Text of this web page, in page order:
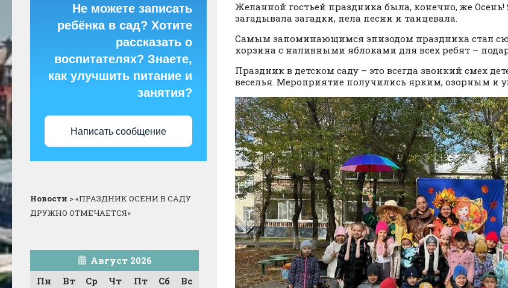
Желанной гостьей праздника была, конечно, же Осень!
загадывала загадки, пела песни и танцевала.
Самым запоминающимся эпизодом праздника стал
корзина с наливными яблоками для всех ребят –
Праздник в детском саду – это всегда звонкий смех
веселья. Мероприятие получились ярким, озорным и
Не можете записать
ребёнка в сад? Хотите
рассказать о
воспитателях? Знаете,
как улучшить питание и
занятия?
Написать сообщение
Новости >«ПРАЗДНИК ОСЕНИ В САДУ
ДРУЖНО ОТМЕЧАЕТСЯ»
Август 2026
Пн
Вт Ср Чт Пт Сб
Вс